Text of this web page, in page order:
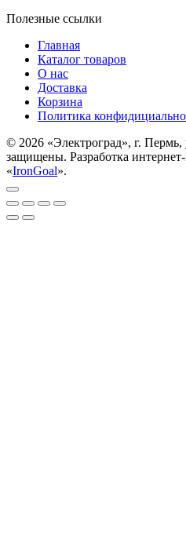
Полезные ссылки
Главная
Каталог товаров
О нас
Доставка
Корзина
Политика
© 2026 «Электроград», г.
защищены. Разработка
«IronGoal».